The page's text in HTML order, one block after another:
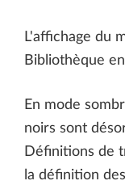
L'affichage du
Bibliothèque
En mode
noirs sont
Définitions de
la définition